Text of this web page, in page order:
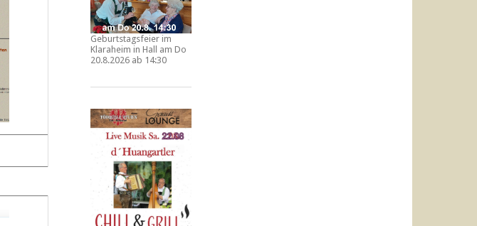
Geburtstagsfeier im
Klaraheim in Hall
am Do
20.8.2026 ab 14:30